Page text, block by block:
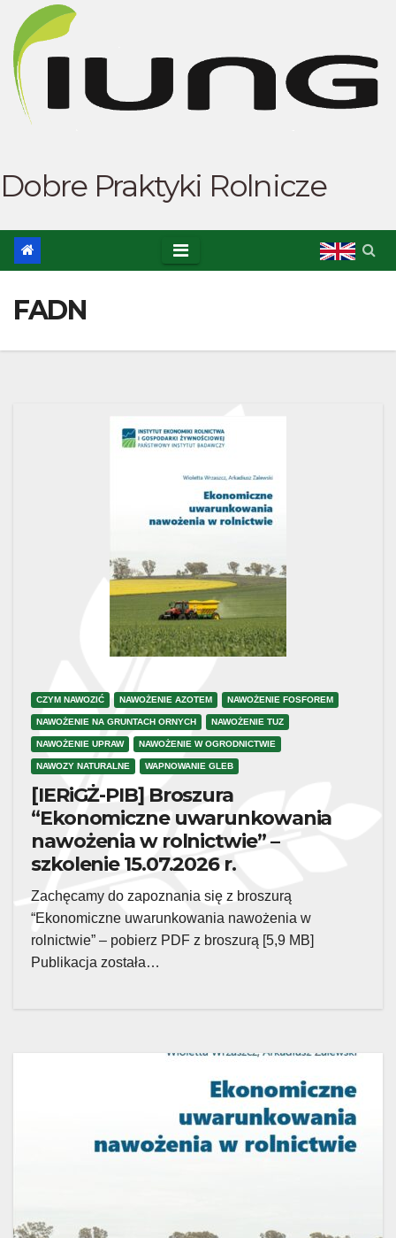
content
Dobre Praktyki Rolnicze
FADN
CZYM NAWOZIĆ NAWOŻENIE AZOTEM NAWOŻENIE FOSFOREM
NAWOŻENIE NA GRUNTACH ORNYCH NAWOŻENIE TUZ
NAWOŻENIE UPRAW NAWOŻENIE W OGRODNICTWIE
NAWOZY NATURALNE WAPNOWANIE GLEB
[IERiGŻ-PIB] Broszura
“Ekonomiczne uwarunkowania
nawożenia w rolnictwie” –
szkolenie 15.07.2026 r.
Zachęcamy do zapoznania się z broszurą
“Ekonomiczne uwarunkowania nawożenia w
rolnictwie” – pobierz PDF z broszurą [5,9 MB]
Publikacja została…